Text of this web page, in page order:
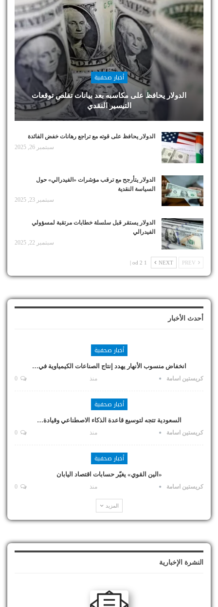
أخبار صحفية
الدولار يحافظ على مكاسبه بعد بيانات تقلص توقعات
التيسير النقدي
الدولار يحافظ على قوته مع تراجع رهانات خفض الفائدة
سبتمبر 26, 2025
الدولار يتأرجح مع ترقب مؤشرات «الفيدرالي» حول
السياسة النقدية
سبتمبر 23, 2025
الدولار يستقر قبل سلسلة خطابات مرتقبة لمسؤولي
الفيدرالي
سبتمبر 22, 2025
NEXT
1 od 2 |
أحدث الأخبار
أخبار صحفية
انخفاض منسوب الأنهار يهدد إنتاج الصناعات الكيمياوية في…
كريستين اسامة منذ
أخبار صحفية
السعودية تتجه لتوسيع قاعدة الذكاء الاصطناعي وقيادة…
كريستين اسامة منذ
أخبار صحفية
«الين القوي» يغيّر حسابات اقتصاد اليابان
كريستين اسامة منذ
المزيد
النشرة الإخبارية